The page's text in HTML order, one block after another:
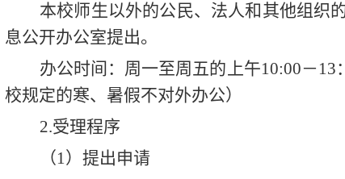
本校师生以外的公民、法人和其他组织
息公开办公室提出。
办公时间：周一至周五的上午10:00－ 13：
校规定的寒、暑假不对外办公）
2.受理程序
（1）提出申请